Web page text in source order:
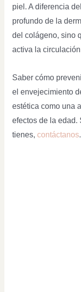
piel. A diferencia
profundo de la
del colágeno, sino
activa la
Saber cómo
el envejecimiento
estética como una
efectos de la edad.
tienes, contáctanos.